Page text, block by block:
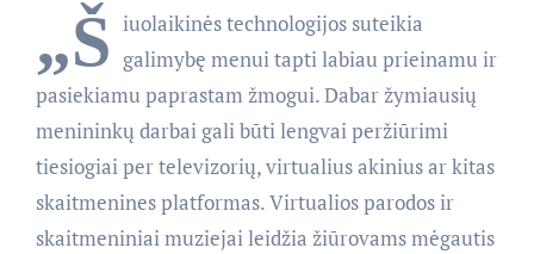
„Š iuolaikinės technologijos suteikia
galimybę menui tapti labiau prieinamu ir
pasiekiamu paprastam žmogui. Dabar žymiausių
menininkų darbai gali būti lengvai peržiūrimi
tiesiogiai per televizorių, virtualius akinius ar kitas
skaitmenines platformas. Virtualios parodos ir
skaitmeniniai muziejai leidžia žiūrovams mėgautis